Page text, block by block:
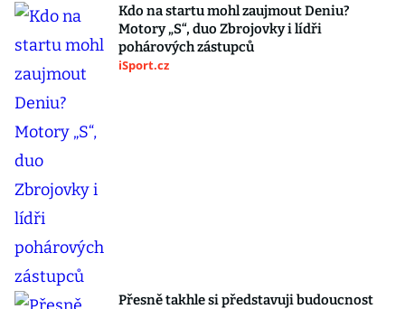
Kdo na startu mohl zaujmout Deniu?
Motory „S“, duo Zbrojovky i lídři
pohárových zástupců
iSport.cz
Přesně takhle si představuji budoucnost